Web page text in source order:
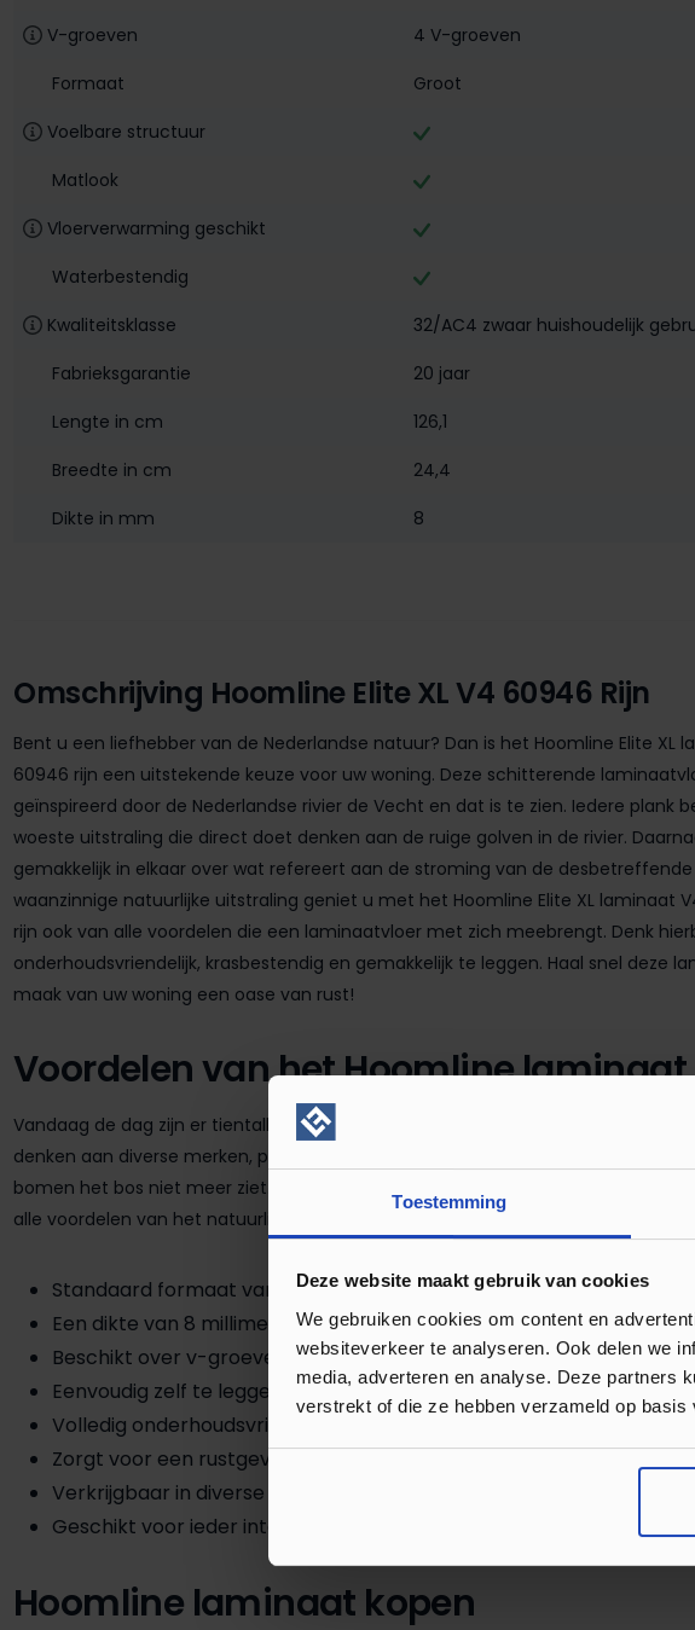
Toestemming
Deze website maakt gebruik van cookies
We gebruiken cookies om content en
websiteverkeer te analyseren. Ook delen we
media, adverteren en analyse. Deze partners
verstrekt of die ze hebben verzameld op
V-groeven
4 V-groeven
Formaat
Groot
Voelbare structuur
Matlook
Vloerverwarming geschikt
Waterbestendig‎
Kwaliteitsklasse
32/AC4 zwaar huishoudelijk
Fabrieksgarantie
20 jaar
Lengte in cm
126,1
Breedte in cm
24,4
Dikte in mm
8
Omschrijving Hoomline Elite XL V4 60946 Rijn
Bent u een liefhebber van de Nederlandse natuur? Dan is het Hoomline Elite XL
60946 rijn een uitstekende keuze voor uw woning. Deze schitterende
geïnspireerd door de Nederlandse rivier de Vecht en dat is te zien. Iedere plank
woeste uitstraling die direct doet denken aan de ruige golven in de rivier.
gemakkelijk in elkaar over wat refereert aan de stroming van de desbetreffende
waanzinnige natuurlijke uitstraling geniet u met het Hoomline Elite XL laminaat
rijn ook van alle voordelen die een laminaatvloer met zich meebrengt. Denk
onderhoudsvriendelijk, krasbestendig en gemakkelijk te leggen. Haal snel deze
maak van uw woning een oase van rust!
Voordelen van het Hoomline laminaat
Vandaag de dag zijn er tientallen verschillende laminaatvloeren verkrijgbaar.
denken aan diverse merken, patronen en kleuren. Het is dus niet zo gek dat u
bomen het bos niet meer ziet. Om u te helpen bij het uitzoeken van de perfecte
alle voordelen van het natuurlijke Hoomline laminaat te vinden:
Standaard formaat van 126 x 24 centimeter
Een dikte van 8 millimeter
Beschikt over v-groeven
Eenvoudig zelf te leggen
Volledig onderhoudsvriendelijk
Zorgt voor een rustgevende uitstraling
Verkrijgbaar in diverse natuurlijke kleuren
Geschikt voor ieder interieur
Hoomline laminaat kopen